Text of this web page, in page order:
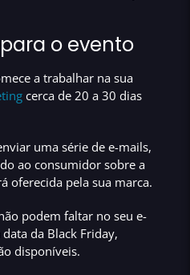
o evento
a trabalhar na sua
cerca de 20 a 30 dias
uma série de e-mails,
ao consumidor sobre a
oferecida pela sua marca.
podem faltar no seu e-
data da Black Friday,
disponíveis.